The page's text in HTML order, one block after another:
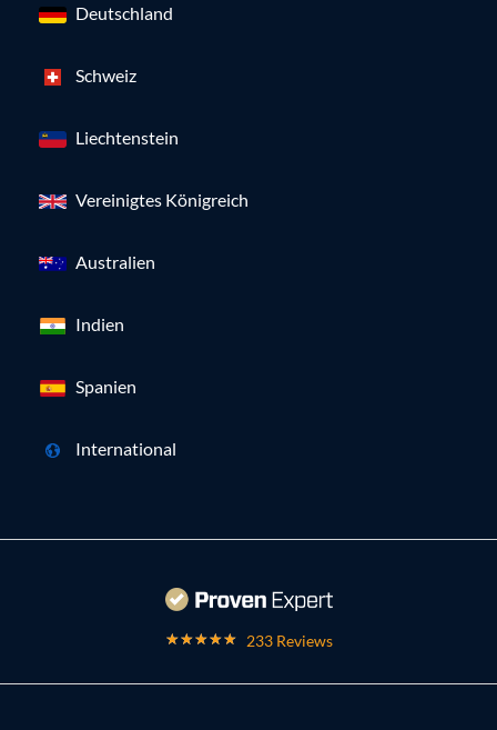
Deutschland
Schweiz
Liechtenstein
Vereinigtes Königreich
Australien
Indien
Spanien
International
233 Reviews